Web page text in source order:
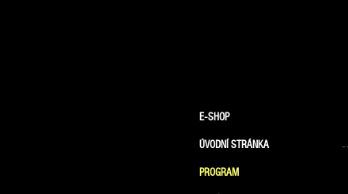
E-SHOP
ÚVODNÍ STRÁNKA
PROGRAM